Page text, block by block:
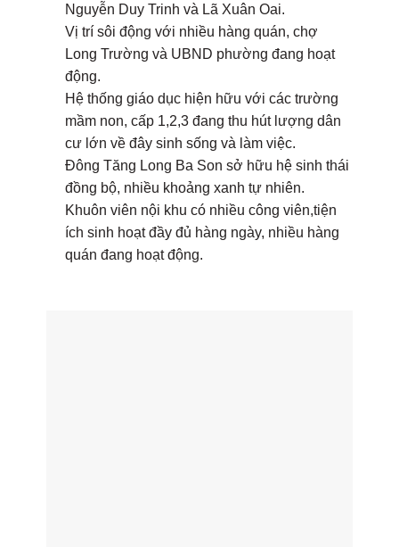
Nguyễn Duy Trinh và Lã Xuân Oai.
Vị trí sôi động với nhiều hàng quán, chợ
Long Trường và UBND phường đang hoạt
động.
Hệ thống giáo dục hiện hữu với các trường
mầm non, cấp 1,2,3 đang thu hút lượng dân
cư lớn về đây sinh sống và làm việc.
Đông Tăng Long Ba Son sở hữu hệ sinh thái
đồng bộ, nhiều khoảng xanh tự nhiên.
Khuôn viên nội khu có nhiều công viên,tiện
ích sinh hoạt đầy đủ hàng ngày, nhiều hàng
quán đang hoạt động.